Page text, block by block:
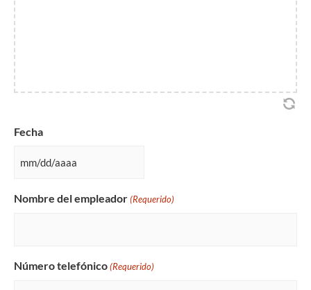
Fecha
MM
diagonal
Nombre del empleador (Requerido)
Número telefónico (Requerido)